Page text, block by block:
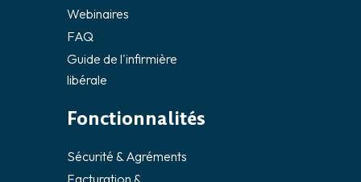
Fonctionnalités
Sécurité & Agréments
Facturation &
Webinaires
FAQ
Guide de l'infirmière
libérale